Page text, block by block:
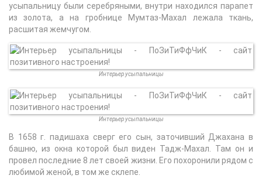
усыпальницу были серебряными, внутри находился парапет
из золота, а на гробнице Мумтаз-Махал лежала ткань,
расшитая жемчугом.
Интерьер усыпальницы
Интерьер усыпальницы
В 1658 г. падишаха сверг его сын, заточивший Джахана в
башню, из окна которой был виден Тадж-Махал. Там он и
провел последние 8 лет своей жизни. Его похоронили рядом с
любимой женой, в том же склепе.